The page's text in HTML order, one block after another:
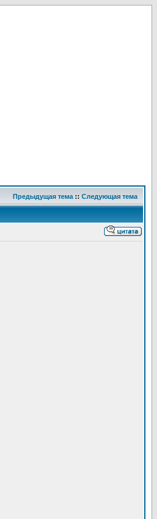
Предыдущая тема :: Следующая тема